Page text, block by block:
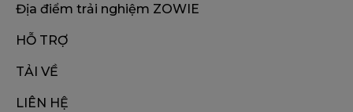
Địa điểm trải nghiệm ZOWIE
HỖ TRỢ
TẢI VỀ
LIÊN HỆ